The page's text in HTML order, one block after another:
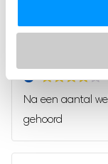
✓ De ongedierte
diervriendelijke
Tegen alle
De ongedierte
dedieren uit je
Na een aantal
gehoord
Een
Je waardering